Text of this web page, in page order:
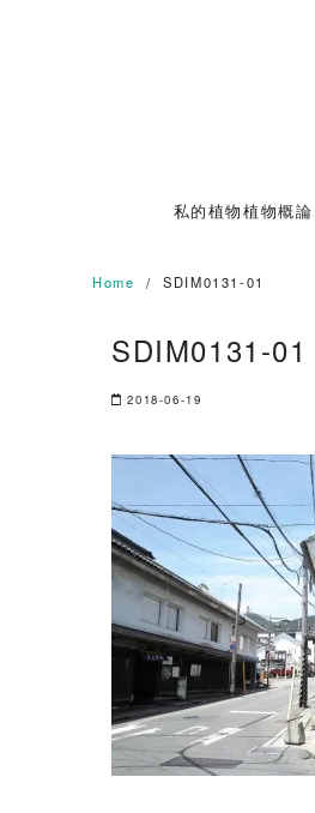
私的植物植物概論
Home SDIM0131-01
SDIM0131-01
2018-06-19